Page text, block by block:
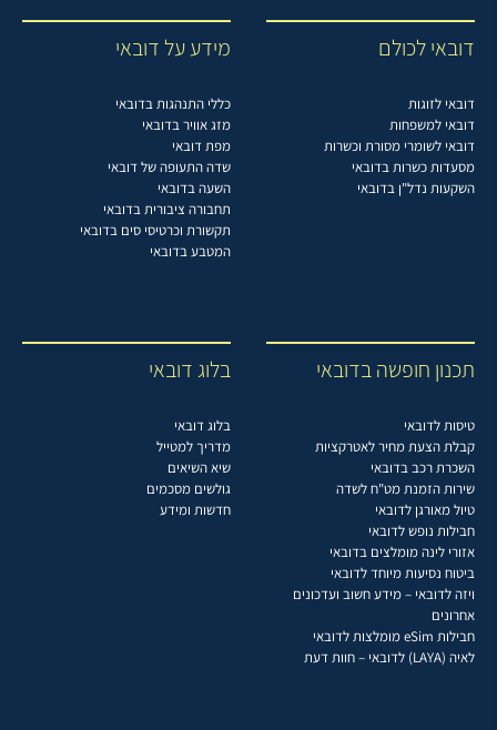
דובאי לכולם
דובאי לזוגות
דובאי למשפחות
דובאי לשומרי מסורת וכשרות
מסעדות כשרות בדובאי
השקעות נדל"ן בדובאי
מידע על דובאי
כללי התנהגות בדובאי
מזג אוויר בדובאי
מפת דובאי
שדה התעופה של דובאי
השעה בדובאי
תחבורה ציבורית בדובאי
תקשורת וכרטיסי סים בדובאי
המטבע בדובאי
תכנון חופשה בדובאי
טיסות לדובאי
קבלת הצעת מחיר לאטרקציות
השכרת רכב בדובאי
שירות הזמנת מט"ח לשדה
טיול מאורגן לדובאי
חבילות נופש לדובאי
אזורי לינה מומלצים בדובאי
ביטוח נסיעות מיוחד לדובאי
ויזה לדובאי – מידע חשוב ועדכונים
אחרונים
חבילות eSim מומלצות לדובאי
לאיה (LAYA) לדובאי – חוות דעת
בלוג דובאי
בלוג דובאי
מדריך למטייל
שיא השיאים
גולשים מסכמים
חדשות ומידע